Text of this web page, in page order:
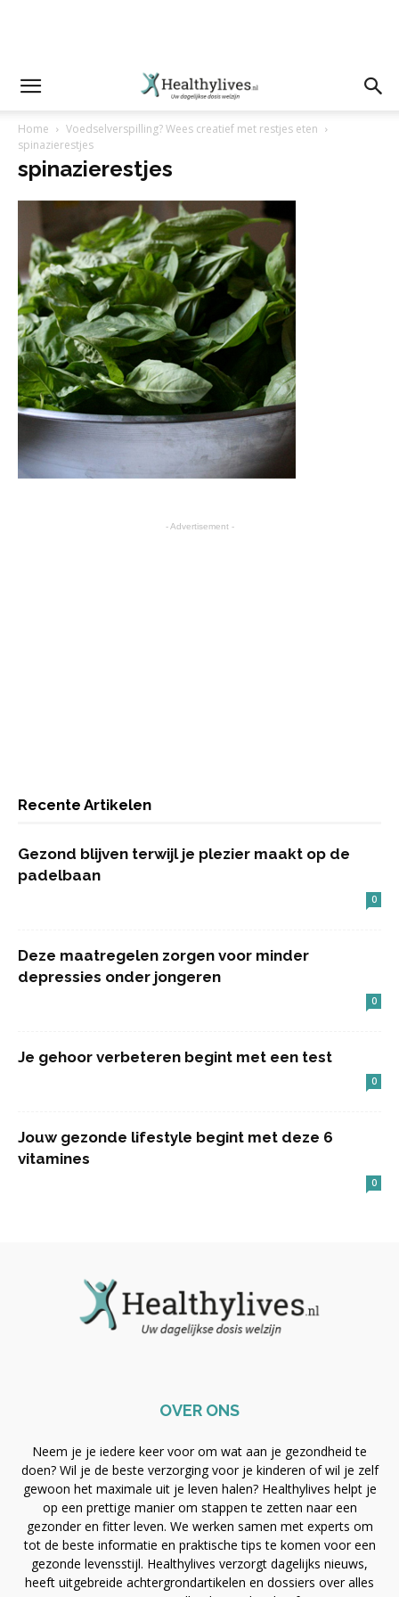
Home
Voedselverspilling? Wees creatief met restjes eten
spinazierestjes
spinazierestjes
- Advertisement -
Recente Artikelen
Gezond blijven terwijl je plezier maakt op de
padelbaan
0
Deze maatregelen zorgen voor minder
depressies onder jongeren
0
Je gehoor verbeteren begint met een test
0
Jouw gezonde lifestyle begint met deze 6
vitamines
0
OVER ONS
Neem je je iedere keer voor om wat aan je gezondheid te
doen? Wil je de beste verzorging voor je kinderen of wil je zelf
gewoon het maximale uit je leven halen? Healthylives helpt je
op een prettige manier om stappen te zetten naar een
gezonder en fitter leven. We werken samen met experts om
tot de beste informatie en praktische tips te komen voor een
gezonde levensstijl. Healthylives verzorgt dagelijks nieuws,
heeft uitgebreide achtergrondartikelen en dossiers over alles